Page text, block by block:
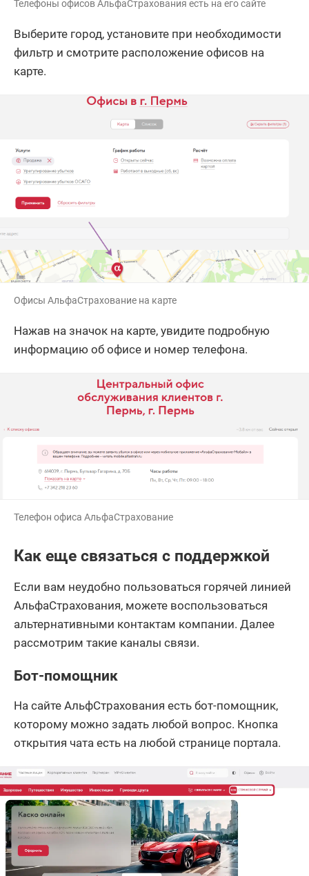
Телефоны офисов АльфаСтрахования есть на его сайте
Выберите город, установите при необходимости
фильтр и смотрите расположение офисов на
карте.
Офисы АльфаСтрахование на карте
Нажав на значок на карте, увидите подробную
информацию об офисе и номер телефона.
Телефон офиса АльфаСтрахование
Как еще связаться с поддержкой
Если вам неудобно пользоваться горячей линией
АльфаСтрахования, можете воспользоваться
альтернативными контактам компании. Далее
рассмотрим такие каналы связи.
Бот-помощник
На сайте АльфСтрахования есть бот-помощник,
которому можно задать любой вопрос. Кнопка
открытия чата есть на любой странице портала.